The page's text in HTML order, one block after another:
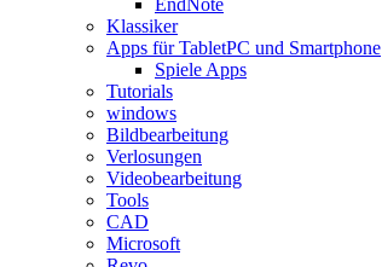
EndNote
Klassiker
Apps für TabletPC und Smartphone
Spiele Apps
Tutorials
windows
Bildbearbeitung
Verlosungen
Videobearbeitung
Tools
CAD
Microsoft